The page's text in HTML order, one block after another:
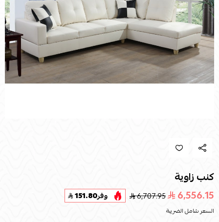
كنب زاوية
6,556.15
6,707.95 وفر151.80
السعر شامل الضريبة